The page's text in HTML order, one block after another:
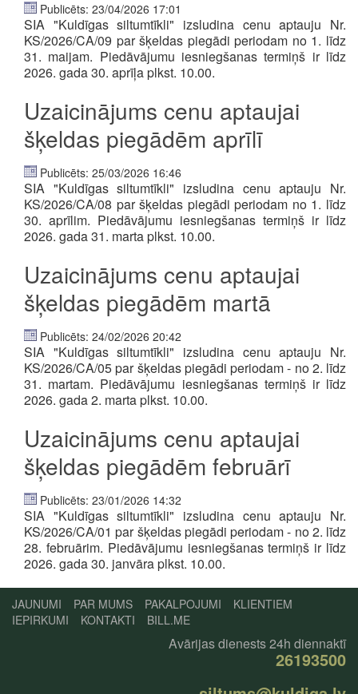
Publicēts: 23/04/2026 17:01
SIA "Kuldīgas siltumtīkli" izsludina cenu aptauju Nr.
KS/2026/CA/09 par šķeldas piegādi periodam no 1. līdz
31. maijam. Piedāvājumu iesniegšanas termiņš ir līdz
2026. gada 30. aprīļa plkst. 10.00.
Uzaicinājums cenu aptaujai
šķeldas piegādēm aprīlī
Publicēts: 25/03/2026 16:46
SIA "Kuldīgas siltumtīkli" izsludina cenu aptauju Nr.
KS/2026/CA/08 par šķeldas piegādi periodam no 1. līdz
30. aprīlim. Piedāvājumu iesniegšanas termiņš ir līdz
2026. gada 31. marta plkst. 10.00.
Uzaicinājums cenu aptaujai
šķeldas piegādēm martā
Publicēts: 24/02/2026 20:42
SIA "Kuldīgas siltumtīkli" izsludina cenu aptauju Nr.
KS/2026/CA/05 par šķeldas piegādi periodam - no 2. līdz
31. martam. Piedāvājumu iesniegšanas termiņš ir līdz
2026. gada 2. marta plkst. 10.00.
Uzaicinājums cenu aptaujai
šķeldas piegādēm februārī
Publicēts: 23/01/2026 14:32
SIA "Kuldīgas siltumtīkli" izsludina cenu aptauju Nr.
KS/2026/CA/01 par šķeldas piegādi periodam - no 2. līdz
28. februārim. Piedāvājumu iesniegšanas termiņš ir līdz
2026. gada 30. janvāra plkst. 10.00.
JAUNUMI PAR MUMS PAKALPOJUMI
KLIENTIEM
IEPIRKUMI
KONTAKTI BILL.ME
Avārijas dienests 24h diennaktī
26193500